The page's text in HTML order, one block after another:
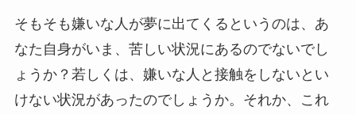
そもそも嫌いな人が夢に出てくるというのは、あ
なた自身がいま、苦しい状況にあるのでないでし
ょうか？若しくは、嫌いな人と接触をしないとい
けない状況があったのでしょうか。それか、これ